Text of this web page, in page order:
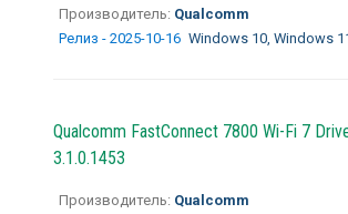
Производитель: Qualcomm
Релиз - 2025-10-16 Windows 10, Windows
Qualcomm FastConnect 7800 Wi-Fi 7
3.1.0.1453
Производитель: Qualcomm